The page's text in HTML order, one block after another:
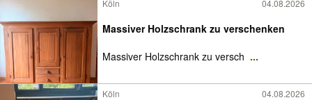
Köln 04.08.2026
Massiver Holzschrank zu verschenken
Massiver Holzschrank zu versch ...
Köln 04.08.2026